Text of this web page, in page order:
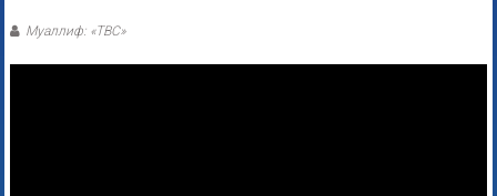
Муаллиф: «ТВС»